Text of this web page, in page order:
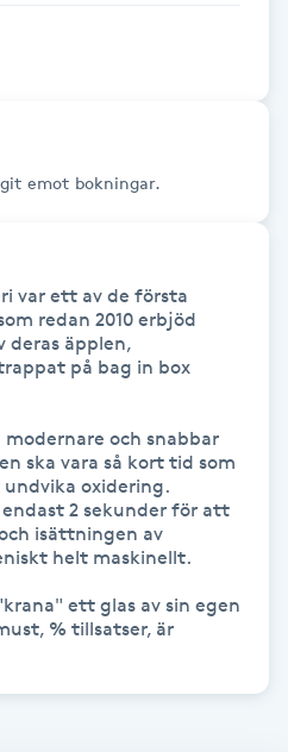
emot bokningar.
var ett av de första
redan 2010 erbjöd
deras äpplen,
på bag in box
och snabbar
ska vara så kort tid som
oxidering.
2 sekunder för att
isättningen av
helt maskinellt.
ett glas av sin egen
% tillsatser, är